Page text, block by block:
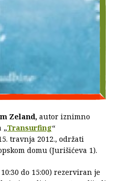
Zeland, autor iznimno
„Transurfing“
travnja 2012., održati
domu (Jurišićeva 1).
do 15:00) rezerviran je